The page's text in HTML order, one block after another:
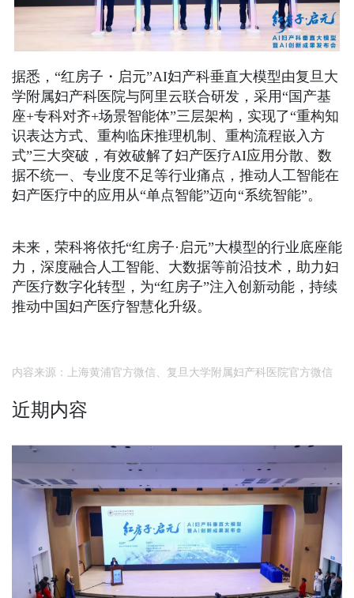
据悉，“红房子・启元”AI妇产科垂直大模型由复旦大
学附属妇产科医院与阿里云联合研发，采用“国产基
座+专科对齐+场景智能体”三层架构，实现了“重构知
识表达方式、重构临床推理机制、重构流程嵌入方
式”三大突破，有效破解了妇产医疗AI应用分散、数
据不统一、专业度不足等行业痛点，推动人工智能在
妇产医疗中的应用从“单点智能”迈向“系统智能”。
未来，荣科将依托“红房子·启元”大模型的行业底座能
力，深度融合人工智能、大数据等前沿技术，助力妇
产医疗数字化转型，为“红房子”注入创新动能，持续
推动中国妇产医疗智慧化升级。
内容来源：上海黄浦官方微信、复旦大学附属妇产科医院官方微信
近期内容